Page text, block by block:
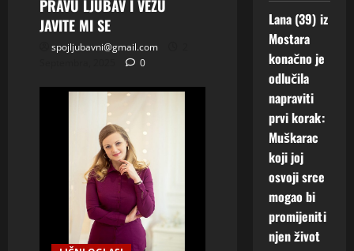
PRAVU LJUBAV I VEZU
JAVITE MI SE
spojljubavni@gmail.com
0
Lana (39) iz
Mostara
konačno je
odlučila
napraviti
prvi korak:
Muškarac
koji joj
osvoji srce
mogao bi
promijeniti
njen život